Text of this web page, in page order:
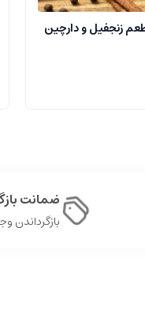
زنجفیل و دارچین
ضمانت
بازگرداندن وجه